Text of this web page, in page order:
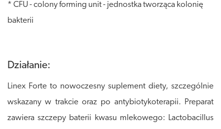
* CFU - colony forming unit - jednostka tworząca kolonię
bakterii
Działanie:
Linex Forte to nowoczesny suplement diety, szczególnie
wskazany w trakcie oraz po antybiotykoterapii. Preparat
zawiera szczepy baterii kwasu mlekowego: Lactobacillus